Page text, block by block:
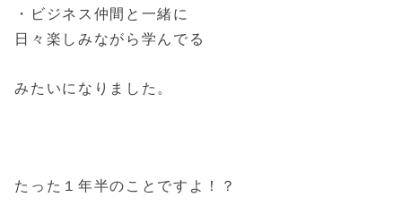
・ビジネス仲間と一緒に
日々楽しみながら学んでる
みたいになりました。
たった１年半のことですよ！？